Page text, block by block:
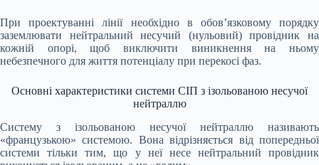
При проектуванні лінії необхідно в обов’язковому порядку
заземлювати нейтральний несучий (нульовий) провідник на
кожній опорі, щоб виключити виникнення на ньому
небезпечного для життя потенціалу при перекосі фаз.
Основні характеристики системи СІП з ізольованою несучої
нейтраллю
Систему з ізольованою несучої нейтраллю називають
«французькою» системою. Вона відрізняється від попередньої
системи тільки тим, що у неї несе нейтральний провідник